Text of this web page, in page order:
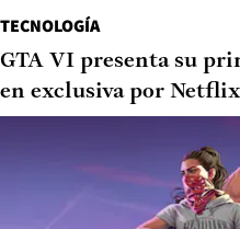
TECNOLOGÍA
GTA VI presenta su
en exclusiva por Netflix